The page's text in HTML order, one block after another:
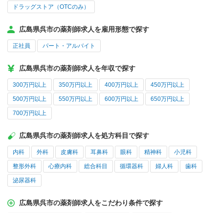
ドラッグストア（OTCのみ）
広島県呉市の薬剤師求人を雇用形態で探す
正社員 パート・アルバイト
広島県呉市の薬剤師求人を年収で探す
300万円以上 350万円以上 400万円以上 450万円以上
500万円以上 550万円以上 600万円以上 650万円以上
700万円以上
広島県呉市の薬剤師求人を処方科目で探す
内科 外科 皮膚科 耳鼻科 眼科 精神科 小児科
整形外科 心療内科 総合科目 循環器科 婦人科 歯科
泌尿器科
広島県呉市の薬剤師求人をこだわり条件で探す